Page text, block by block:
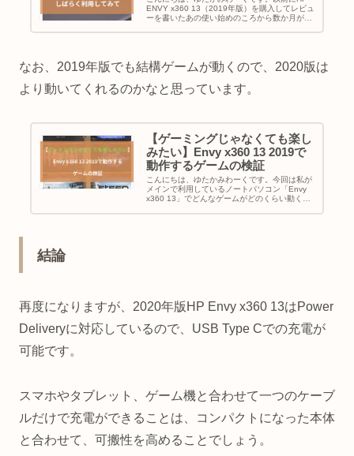
ENVY x360 13（2019年版）を購入してレビュ
ーを書いたあの使い始めのころから数か月が経
なお、2019年版でも結構ゲームが動くので、2020版は
より動いてくれるのかなと思っています。
【ゲーミングじゃなくても楽し
みたい】Envy x360 13 2019で
動作するゲームの検証
こんにちは、ゆたかみわーくです。今回は私が
メインで利用しているノートパソコン「Envy
x360 13」でどんなゲームがどのくらい動くの
結論
再度になりますが、2020年版HP Envy x360 13はPower
Deliveryに対応しているので、USB Type Cでの充電が
可能です。
スマホやタブレット、ゲーム機と合わせて一つのケーブ
ルだけで充電ができることは、コンパクトになった本体
と合わせて、可搬性を高めることでしょう。